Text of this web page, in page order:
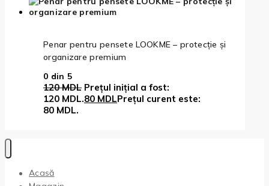
Penar pentru pensete LOOKME – protecție și
organizare premium
0 din 5
120MDL Prețul inițial a fost:
120 MDL.80 MDLPrețul curent este:
80 MDL.
Acasă